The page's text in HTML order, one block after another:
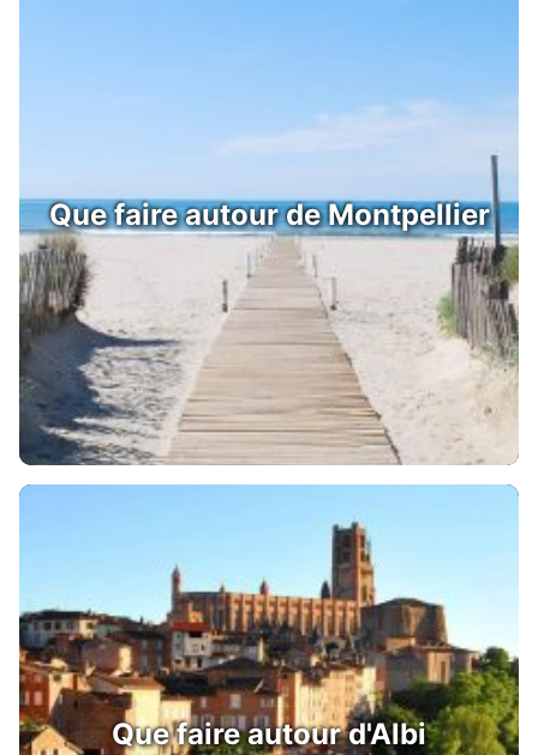
Que faire autour de Montpellier
Que faire autour d'Albi